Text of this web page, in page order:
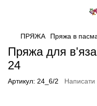
ПРЯЖА Пряжа в
Пряжа для
24
Артикул: 24_6/2 Написати